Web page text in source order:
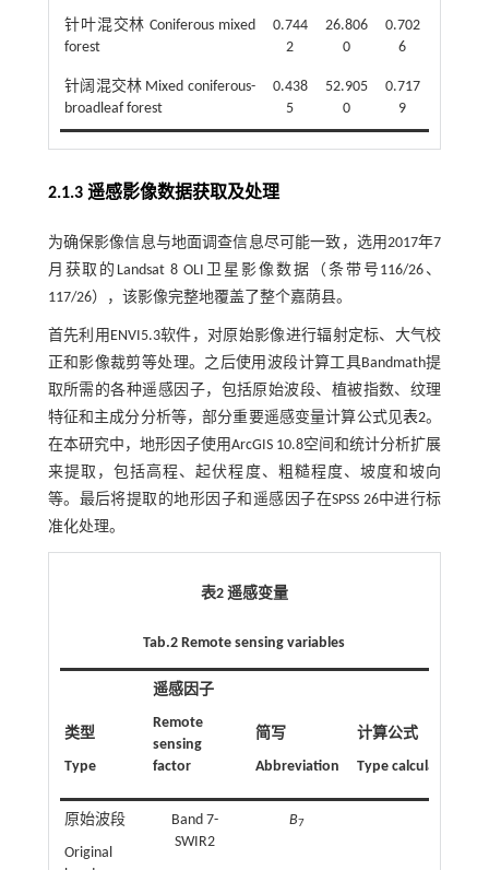
针叶混交林 Coniferous mixed
forest
0.744
2
26.806
0
0.702
6
针阔混交林 Mixed coniferous-
broadleaf forest
0.438
5
52.905
0
0.717
9
2.1.3 遥感影像数据获取及处理
为确保影像信息与地面调查信息尽可能一致，选用2017年7
月获取的Landsat 8 OLI卫星影像数据（条带号116/26、
117/26），该影像完整地覆盖了整个嘉荫县。
首先利用ENVI5.3软件，对原始影像进行辐射定标、大气校
正和影像裁剪等处理。之后使用波段计算工具Bandmath提
取所需的各种遥感因子，包括原始波段、植被指数、纹理
特征和主成分分析等，部分重要遥感变量计算公式见表2。
在本研究中，地形因子使用ArcGIS 10.8空间和统计分析扩展
来提取，包括高程、起伏程度、粗糙程度、坡度和坡向
等。最后将提取的地形因子和遥感因子在SPSS 26中进行标
准化处理。
表2 遥感变量
Tab.2 Remote sensing variables
类型
Type
遥感因子
Remote
sensing
factor
简写
Abbreviation
计算公式
Type calculation
原始波段
Original
Band 7-
SWIR2
B7